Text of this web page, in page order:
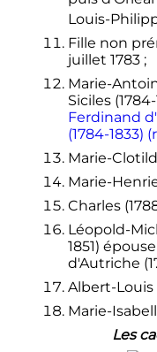
Louis-
Fille non
juillet 1783 ;
Marie-
Siciles
Ferdinand
(1784-1833)
Marie-
Marie-
Charles
Léopold-
1851)
d'Autriche
Albert-Louis
Marie-
Les